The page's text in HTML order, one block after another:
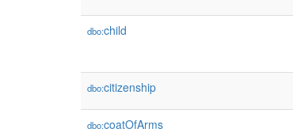
dbo:child
dbo:citizenship
dbo:coatOfArms